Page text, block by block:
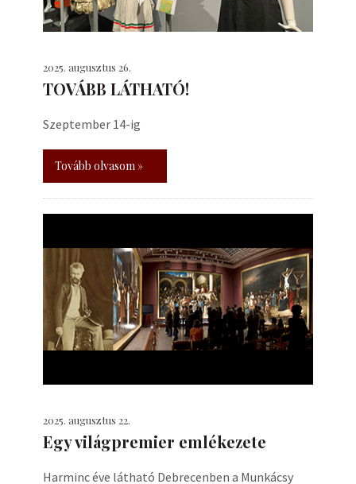
2025. augusztus 26.
TOVÁBB LÁTHATÓ!
Szeptember 14-ig
Tovább olvasom »
2025. augusztus 22.
Egy világpremier emlékezete
Harminc éve látható Debrecenben a Munkácsy